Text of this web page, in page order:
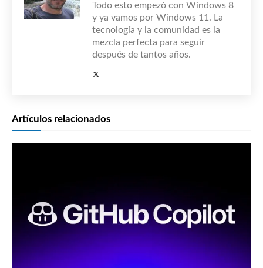
Todo esto empezó con Windows 8
y ya vamos por Windows 11. La
tecnología y la comunidad es la
mezcla perfecta para seguir
después de tantos años.
Artículos relacionados